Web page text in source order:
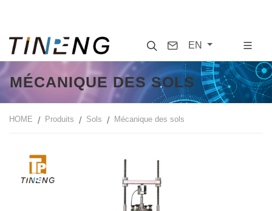
SearchContact
EN
MÉCANIQUE DES SOLS
HOME Produits Sols Mécanique des sols